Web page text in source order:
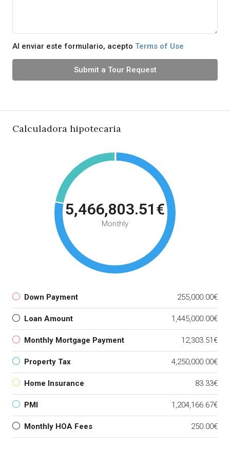
Al enviar este formulario, acepto Terms of Use
Submit a Tour Request
Calculadora hipotecaria
5,466,803.51€
Monthly
Down Payment 255,000.00€
Loan Amount 1,445,000.00€
Monthly Mortgage Payment 12,303.51€
Property Tax 4,250,000.00€
Home Insurance 83.33€
PMI 1,204,166.67€
Monthly HOA Fees 250.00€